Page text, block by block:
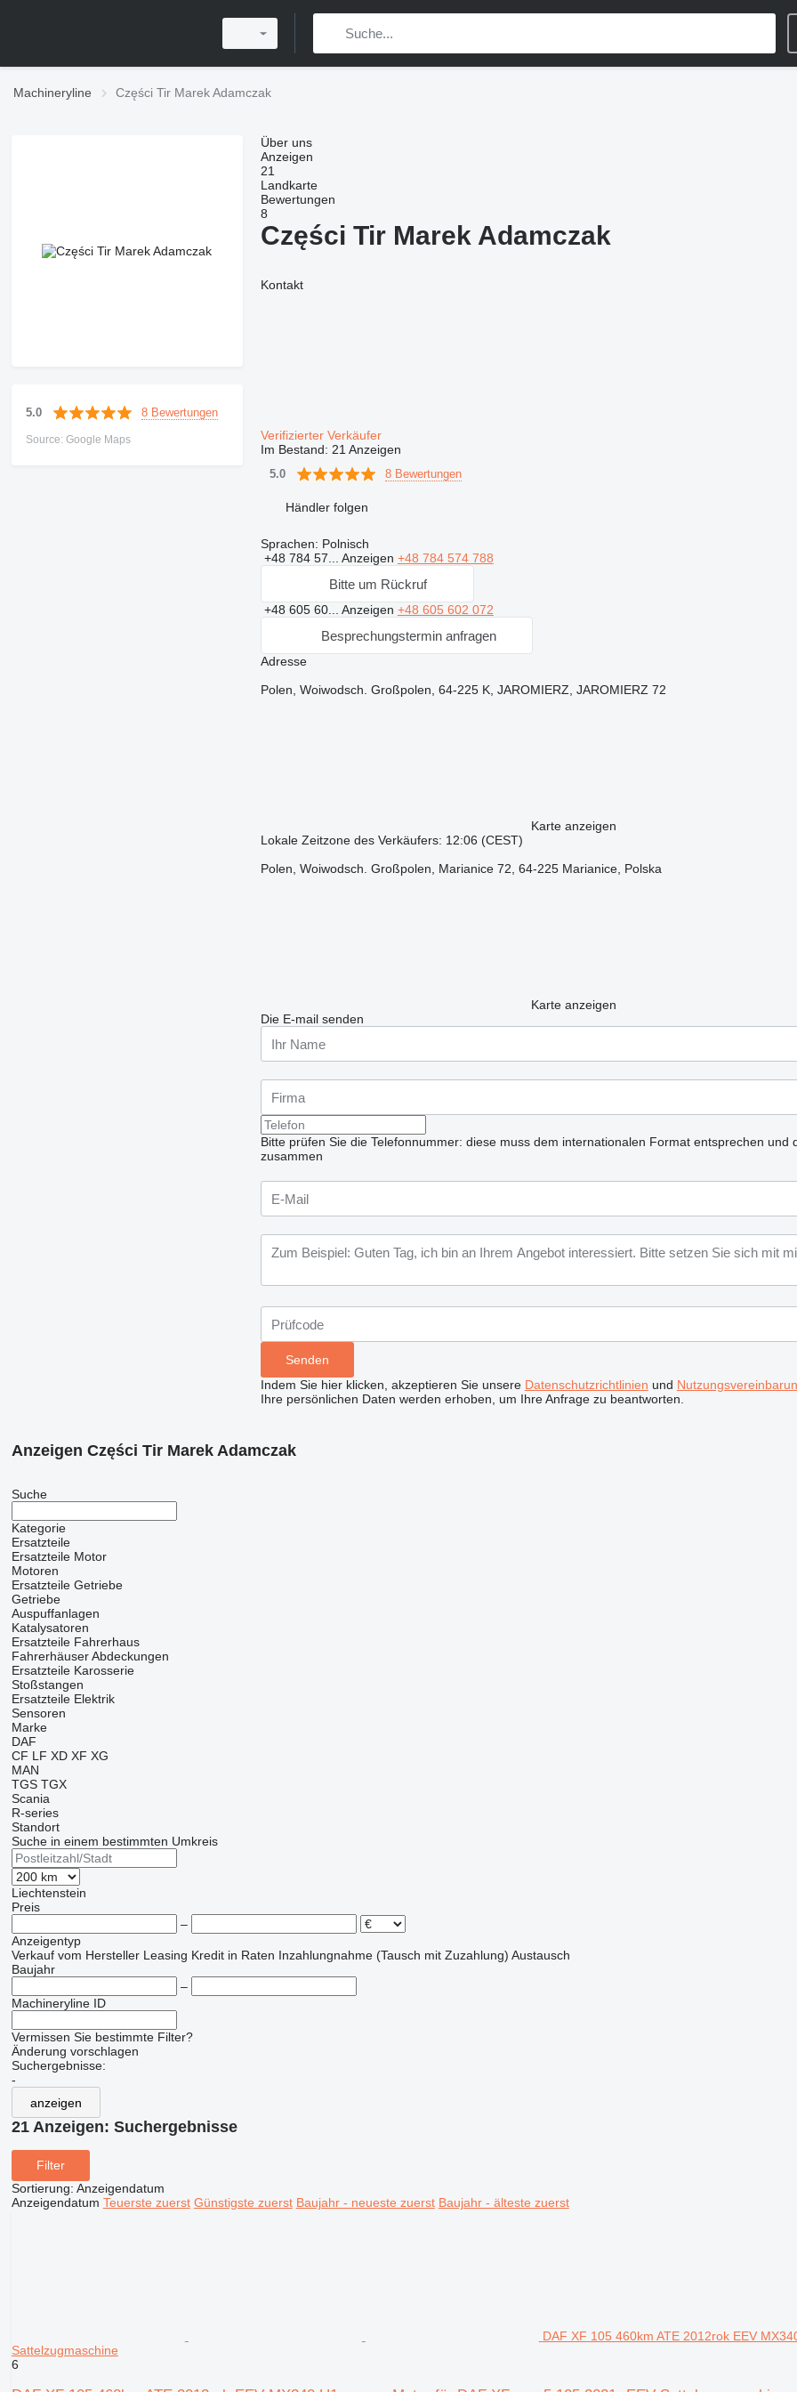
Machineryline Części Tir Marek Adamczak
5.0 8 Bewertungen
Source: Google Maps
Über uns
Anzeigen
21
Landkarte
Bewertungen
8
Części Tir Marek Adamczak
Kontakt
Verifizierter Verkäufer
Im Bestand: 21 Anzeigen
5.0 8 Bewertungen
Händler folgen
Sprachen: Polnisch
+48 784 57... Anzeigen +48 784 574 788
Bitte um Rückruf
+48 605 60... Anzeigen +48 605 602 072
Besprechungstermin anfragen
Adresse
Polen, Woiwodsch. Großpolen, 64-225 K, JAROMIERZ, JAROMIERZ 72
Karte anzeigen
Lokale Zeitzone des Verkäufers: 12:06 (CEST)
Polen, Woiwodsch. Großpolen, Marianice 72, 64-225 Marianice, Polska
Karte anzeigen
Die E-mail senden
Bitte prüfen Sie die Telefonnummer: diese muss dem internationalen Format entsprechen und
zusammen
Indem Sie hier klicken, akzeptieren Sie unsere Datenschutzrichtlinien und
Ihre persönlichen Daten werden erhoben, um Ihre Anfrage zu beantworten.
Anzeigen Części Tir Marek Adamczak
Suche
Kategorie
Ersatzteile
Ersatzteile Motor
Motoren
Ersatzteile Getriebe
Getriebe
Auspuffanlagen
Katalysatoren
Ersatzteile Fahrerhaus
Fahrerhäuser Abdeckungen
Ersatzteile Karosserie
Stoßstangen
Ersatzteile Elektrik
Sensoren
Marke
DAF
CF LF XD XF XG
MAN
TGS TGX
Scania
R-series
Standort
Suche in einem bestimmten Umkreis
Liechtenstein
Preis
–
Anzeigentyp
Verkauf vom Hersteller Leasing Kredit in Raten Inzahlungnahme (Tausch mit Zuzahlung) Austausch
Baujahr
–
Machineryline ID
Vermissen Sie bestimmte Filter?
Änderung vorschlagen
Suchergebnisse:
-
anzeigen
21 Anzeigen: Suchergebnisse
Filter
Sortierung: Anzeigendatum
Anzeigendatum Teuerste zuerst Günstigste zuerst Baujahr - neueste zuerst Baujahr - älteste zuerst
DAF XF 105 460km ATE 2012rok EEV
Sattelzugmaschine
6